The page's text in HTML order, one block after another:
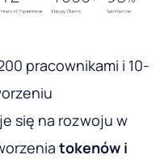
pracownikami i 10-
się na rozwoju w
tokenów i